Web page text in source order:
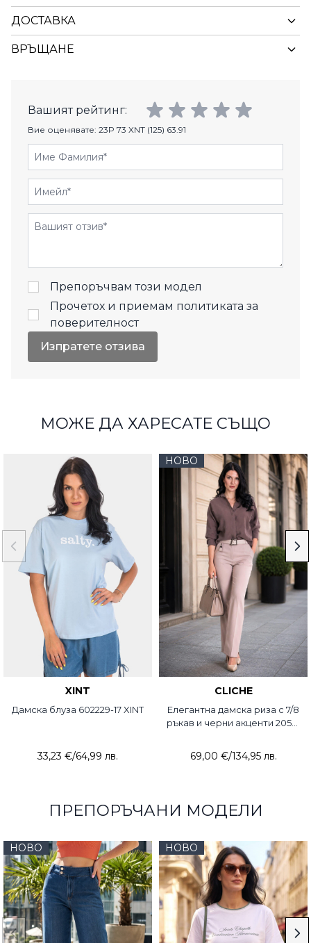
ДОСТАВКА
ВРЪЩАНЕ
Вашият рейтинг:
Вие оценявате: 23P 73 XNT (125) 63.91
Име Фамилия
Имейл
Отзиви
Препоръчвам този модел
Прочетох и приемам политиката за
поверителност
Изпратете отзива
МОЖЕ ДА ХАРЕСАТЕ СЪЩО
XINT
Дамска блуза 602229-17 XINT
33,23 €/64,99 лв.
НОВО
CLICHE
Елегантна дамска риза с 7/8
ръкав и черни акценти 2053-
69,00 €/134,95 лв.
ПРЕПОРЪЧАНИ МОДЕЛИ
НОВО НОВО